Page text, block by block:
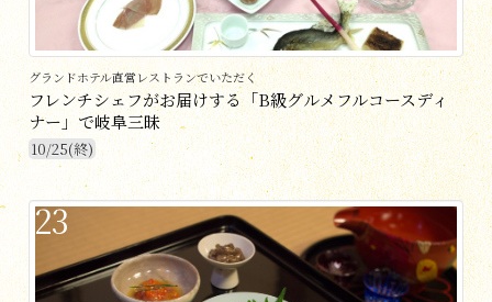
グランドホテル直営レストランでいただく
フレンチシェフがお届けする「B級グルメフルコースディ
ナー」で岐阜三昧
10/25(終)
23